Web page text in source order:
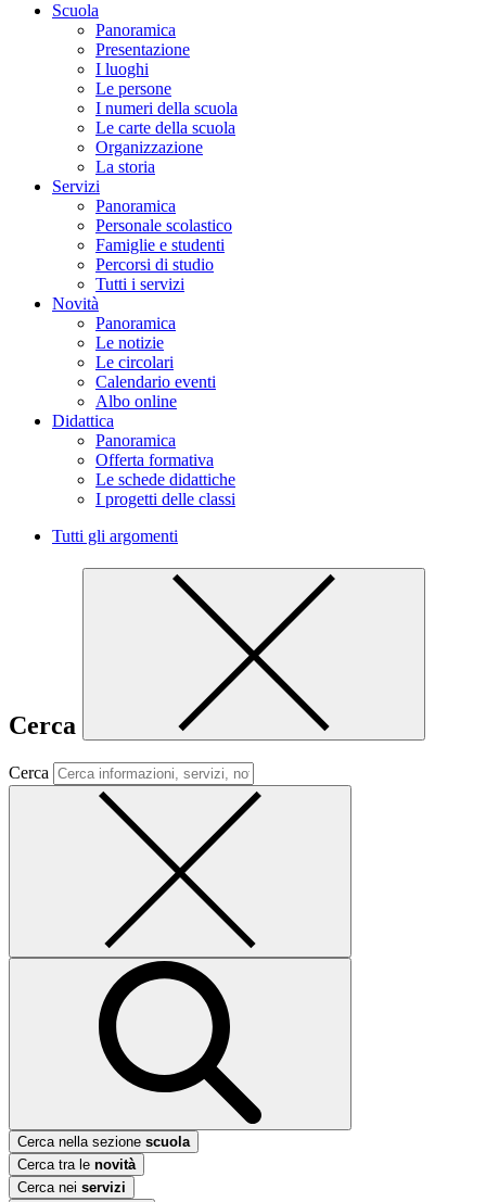
Scuola
Panoramica
Presentazione
I luoghi
Le persone
I numeri della scuola
Le carte della scuola
Organizzazione
La storia
Servizi
Panoramica
Personale scolastico
Famiglie e studenti
Percorsi di studio
Tutti i servizi
Novità
Panoramica
Le notizie
Le circolari
Calendario eventi
Albo online
Didattica
Panoramica
Offerta formativa
Le schede didattiche
I progetti delle classi
Tutti gli argomenti
Cerca
Cerca
Cerca nella sezione scuola
Cerca tra le novità
Cerca nei servizi